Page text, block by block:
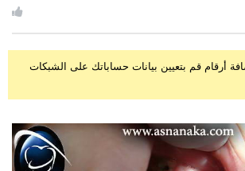
أرقام قم بتعيين بيانات حساباتك على الشبكات